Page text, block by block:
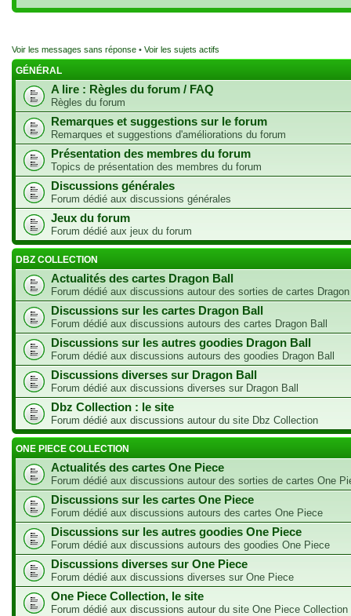
Voir les messages sans réponse • Voir les sujets actifs
GÉNÉRAL
A lire : Règles du forum / FAQ
Règles du forum
Remarques et suggestions sur le forum
Remarques et suggestions d'améliorations du forum
Présentation des membres du forum
Topics de présentation des membres du forum
Discussions générales
Forum dédié aux discussions générales
Jeux du forum
Forum dédié aux jeux du forum
DBZ COLLECTION
Actualités des cartes Dragon Ball
Forum dédié aux discussions autour des sorties de cartes
Discussions sur les cartes Dragon Ball
Forum dédié aux discussions autours des cartes Dragon Ball
Discussions sur les autres goodies Dragon Ball
Forum dédié aux discussions autours des goodies Dragon Ball
Discussions diverses sur Dragon Ball
Forum dédié aux discussions diverses sur Dragon Ball
Dbz Collection : le site
Forum dédié aux discussions autour du site Dbz Collection
ONE PIECE COLLECTION
Actualités des cartes One Piece
Forum dédié aux discussions autour des sorties de cartes One
Discussions sur les cartes One Piece
Forum dédié aux discussions autours des cartes One Piece
Discussions sur les autres goodies One Piece
Forum dédié aux discussions autours des goodies One Piece
Discussions diverses sur One Piece
Forum dédié aux discussions diverses sur One Piece
One Piece Collection, le site
Forum dédié aux discussions autour du site One Piece Collection